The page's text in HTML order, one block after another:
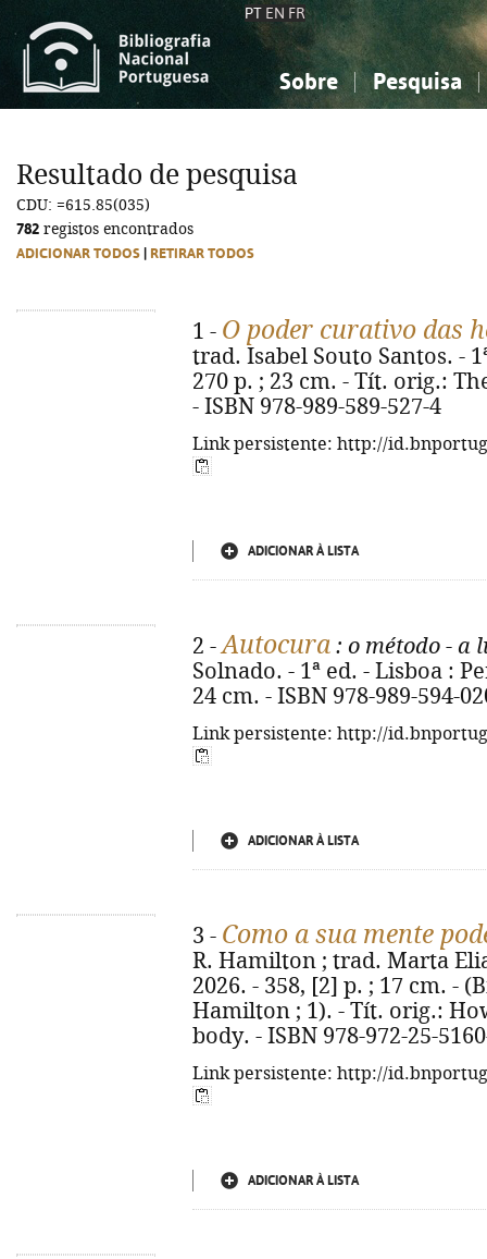
PT EN FR
Sobre Pesquisa
Ciências sociais...
Ciências sociais...
Resultado de pesquisa
CDU: =615.85(035)
782 registos encontrados
ADICIONAR TODOS RETIRAR TODOS
1 - O poder curativo das
trad. Isabel Souto Santos. -
270 p. ; 23 cm. - Tít. orig.:
- ISBN 978-989-589-527-4
Link persistente: http://
ADICIONAR À LISTA
2 -Autocura : o método - a
Solnado. - 1ª ed. - Lisboa :
24 cm. - ISBN 978-989-594-
Link persistente: http://
ADICIONAR À LISTA
3 - Como a sua mente
R. Hamilton ; trad. Marta
2026. - 358, [2] p. ; 17 cm. -
Hamilton ; 1). - Tít. orig.:
body. - ISBN 978-972-25-
Link persistente: http://
ADICIONAR À LISTA